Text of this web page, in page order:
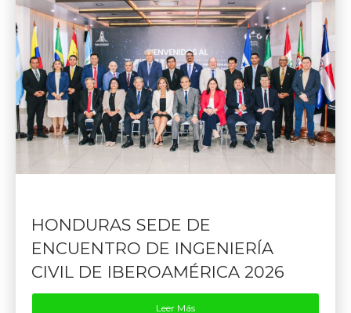
HONDURAS SEDE DE
ENCUENTRO DE INGENIERÍA
CIVIL DE IBEROAMÉRICA 2026
Leer Más